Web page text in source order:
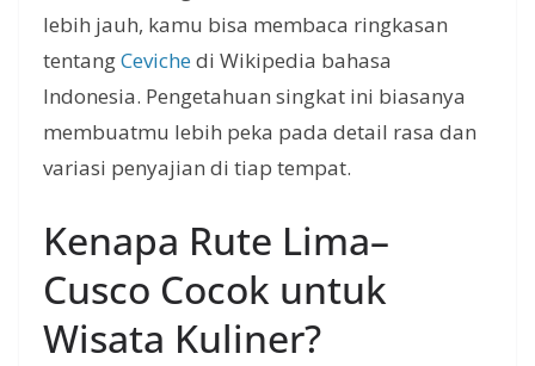
lebih jauh, kamu bisa membaca ringkasan
tentangCevichedi Wikipedia bahasa
Indonesia. Pengetahuan singkat ini biasanya
membuatmu lebih peka pada detail rasa dan
variasi penyajian di tiap tempat.
Kenapa Rute Lima–
Cusco Cocok untuk
Wisata Kuliner?